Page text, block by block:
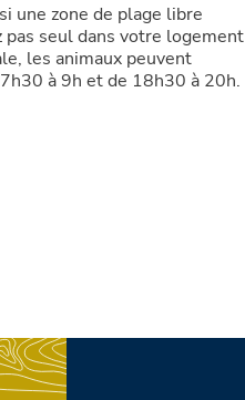
une zone de plage libre
seul dans votre logement
les animaux peuvent
à 9h et de 18h30 à 20h.